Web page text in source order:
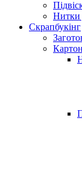
Нитки
Скрапбукінг